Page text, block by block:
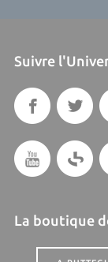
Suivre
La boutique